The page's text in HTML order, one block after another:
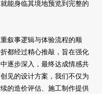
能身临其境地预览到完整的
叙事逻辑与体验流程的顺
都经过精心推敲，旨在强化
逐步深入，最终达成情感共
见的设计方案，我们不仅为
的造价评估、施工制作提供